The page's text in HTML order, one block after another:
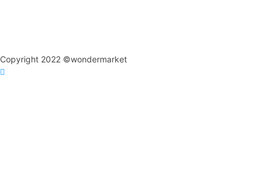
Copyright 2022 ©wondermarket